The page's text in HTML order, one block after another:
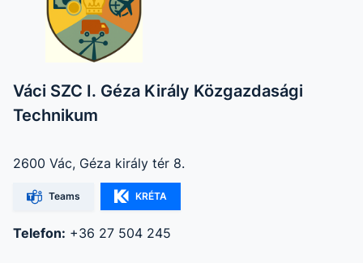
Váci SZC I. Géza Király Közgazdasági
Technikum
2600 Vác, Géza király tér 8.
Teams KRÉTA
Telefon: +36 27 504 245